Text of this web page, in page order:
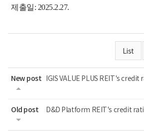
제출일: 2025.2.27.
List
New post IGIS VALUE PLUS REIT's
Old post D&D Platform REIT's credit